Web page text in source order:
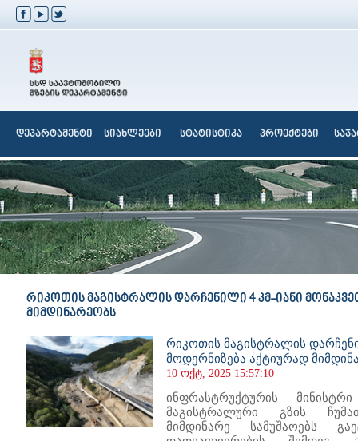
დეპარტამენტი სიახლეები სტატისტიკა პროექტები
რიკოთის მაგისტრალის დარჩენილი 4 კმ-იანი
მიმდინარეობს
რიკოთის მაგისტრალის
მოდერნიზება აქტიურად
10 ოქტ, 2025 15:57:10
ინფრასტრუქტურის
მაგისტრალური გზის
მიმდინარე სამუშაოებს